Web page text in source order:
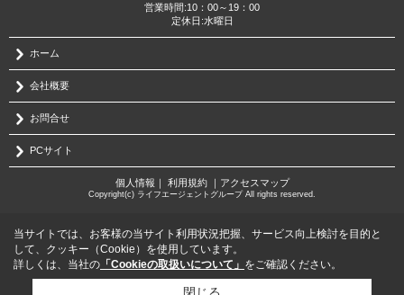
営業時間:10：00～19：00
定休日:水曜日
ホーム
会社概要
お問合せ
PCサイト
個人情報 ｜ 利用規約｜ アクセスマップ
Copyright(c) ライフエージェントグループ All rights reserved.
当サイトでは、お客様の当サイト利用状況把握、サービス向上検討を目的と
して、クッキー（Cookie）を使用しています。
詳しくは、当社の 「Cookieの取扱いについて」 をご確認ください。